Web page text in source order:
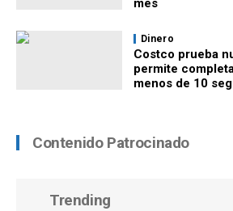
mes
Dinero
Costco prueba
permite
menos de 10
Contenido Patrocinado
Trending